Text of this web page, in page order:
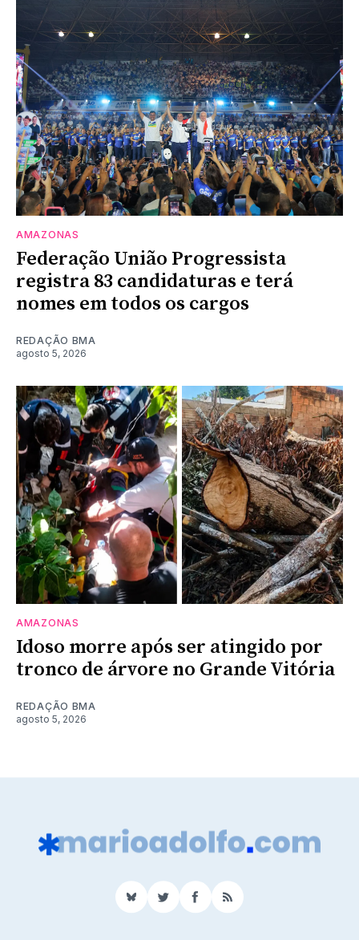
AMAZONAS
Federação União Progressista
registra 83 candidaturas e terá
nomes em todos os cargos
REDAÇÃO BMA
agosto 5, 2026
AMAZONAS
Idoso morre após ser atingido por
tronco de árvore no Grande Vitória
REDAÇÃO BMA
agosto 5, 2026
BlueSkyTwitterFacebook
RSS